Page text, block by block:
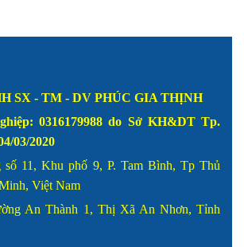
SX - TM - DV PHÚC GIA THỊNH
0316179988 do Sở KH&DT Tp.
03/2020
11, Khu phố 9, P. Tam Bình, Tp Thủ
Việt Nam
An Thành 1, Thị Xã An Nhơn, Tỉnh